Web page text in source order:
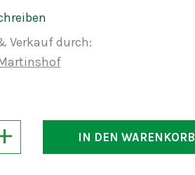
Verkauf durch:
IN DEN WARENKORB